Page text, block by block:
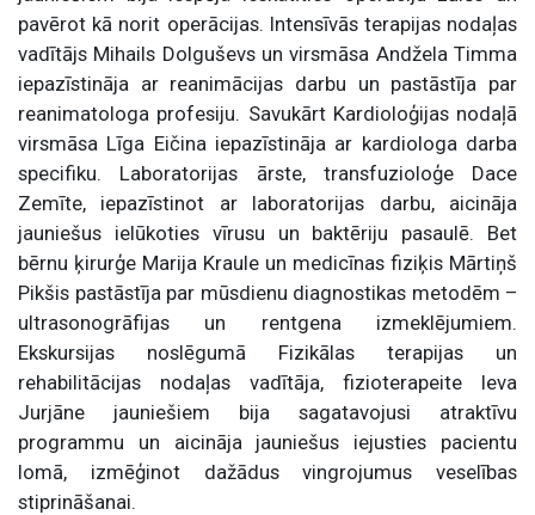
pavērot kā norit operācijas. Intensīvās terapijas nodaļas
vadītājs Mihails Dolguševs un virsmāsa Andžela Timma
iepazīstināja ar reanimācijas darbu un pastāstīja par
reanimatologa profesiju. Savukārt Kardioloģijas nodaļā
virsmāsa Līga Eičina iepazīstināja ar kardiologa darba
specifiku. Laboratorijas ārste, transfuzioloģe Dace
Zemīte, iepazīstinot ar laboratorijas darbu, aicināja
jauniešus ielūkoties vīrusu un baktēriju pasaulē. Bet
bērnu ķirurģe Marija Kraule un medicīnas fiziķis Mārtiņš
Pikšis pastāstīja par mūsdienu diagnostikas metodēm –
ultrasonogrāfijas un rentgena izmeklējumiem.
Ekskursijas noslēgumā Fizikālas terapijas un
rehabilitācijas nodaļas vadītāja, fizioterapeite Ieva
Jurjāne jauniešiem bija sagatavojusi atraktīvu
programmu un aicināja jauniešus iejusties pacientu
lomā, izmēģinot dažādus vingrojumus veselības
stiprināšanai.